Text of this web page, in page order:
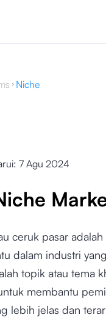
Niche
7 Agu 2024
ceruk pasar
dalam industri
topik atau tema
membantu
lebih jelas dan